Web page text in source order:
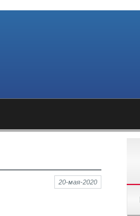
20-мая-2020